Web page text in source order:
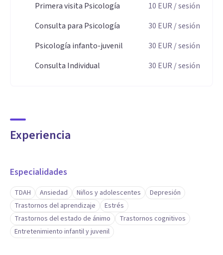
Primera visita Psicología
10 EUR / sesión
Consulta para Psicología
30 EUR / sesión
Psicología infanto-juvenil
30 EUR / sesión
Consulta Individual
30 EUR / sesión
Experiencia
Especialidades
TDAH Ansiedad Niños y adolescentes
Depresión
Trastornos del aprendizaje
Estrés
Trastornos del estado de ánimo
Trastornos cognitivos
Entretenimiento infantil y juvenil